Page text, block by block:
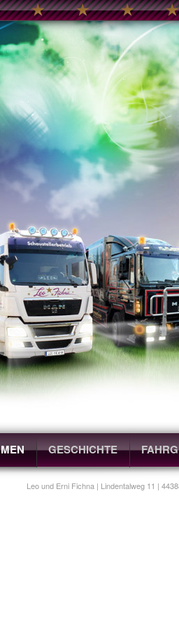
GESCHICHTE
Leo und Erni Fichna | Lindentalweg 11 |